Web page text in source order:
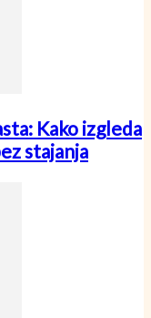
Kako izgleda
stajanja